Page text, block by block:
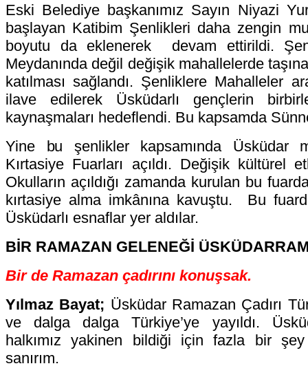
Eski Belediye başkanımız Sayın Niyazi
başlayan Katibim Şenlikleri daha zengin
boyutu da eklenerek devam ettirildi.
Meydanında değil değişik mahallelerde
katılması sağlandı. Şenliklere Mahalleler
ilave edilerek Üsküdarlı gençlerin
kaynaşmaları hedeflendi. Bu kapsamda
Yine bu şenlikler kapsamında Üsküdar
Kırtasiye Fuarları açıldı. Değişik kültürel
Okulların açıldığı zamanda kurulan bu
kırtasiye alma imkânına kavuştu. Bu
Üsküdarlı esnaflar yer aldılar.
BİR RAMAZAN GELENEĞİ
Bir de Ramazan çadırını konuşsak.
Yılmaz Bayat; Üsküdar Ramazan Çadırı
ve dalga dalga Türkiye’ye yayıldı.
halkımız yakinen bildiği için fazla bir
sanırım.